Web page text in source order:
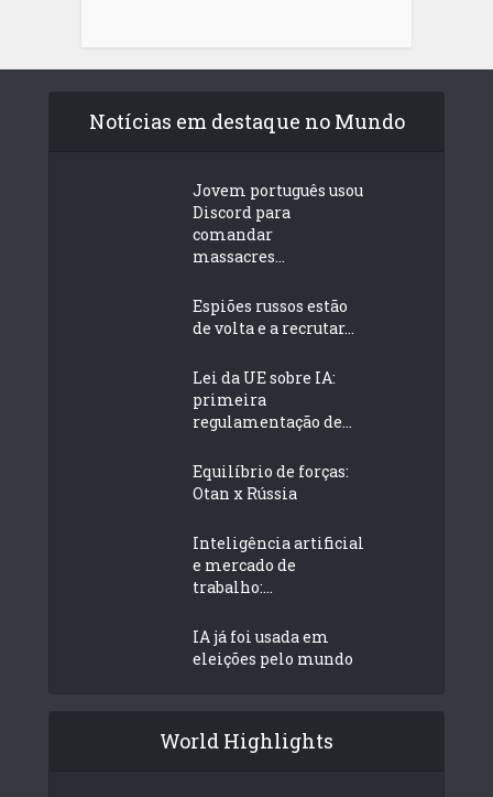
Notícias em destaque no Mundo
Jovem português usou
Discord para
comandar
massacres...
Espiões russos estão
de volta e a recrutar...
Lei da UE sobre IA:
primeira
regulamentação de...
Equilíbrio de forças:
Otan x Rússia
Inteligência artificial
e mercado de
trabalho:...
IA já foi usada em
eleições pelo mundo
World Highlights